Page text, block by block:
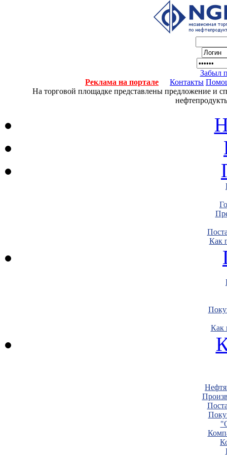
Забыл
Реклама на портале
Контакты
На торговой площадке представлены предложение и
Как
Как